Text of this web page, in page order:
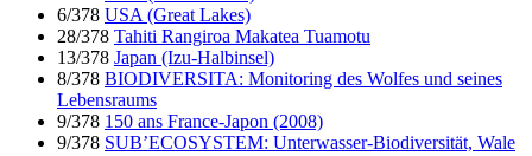
6/378 USA (Great Lakes)
28/378 Tahiti Rangiroa Makatea Tuamotu
13/378 Japan (Izu-Halbinsel)
8/378 BIODIVERSITA: Monitoring des Wolfes und seines
Lebensraums
9/378 150 ans France-Japon (2008)
9/378 SUB’ECOSYSTEM: Unterwasser-Biodiversität, Wale